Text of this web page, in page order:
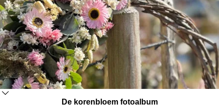
De korenbloem fotoalbum